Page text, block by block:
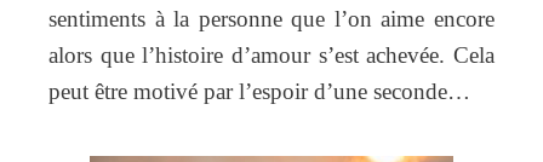
sentiments à la personne que l’on aime encore
alors que l’histoire d’amour s’est achevée. Cela
peut être motivé par l’espoir d’une seconde…